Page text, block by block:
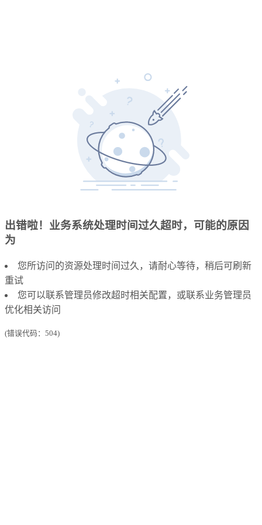
出错啦！业务系统处理时间过久超时，可能的原因
为
您所访问的资源处理时间过久，请耐心等待，稍后可刷新
重试
您可以联系管理员修改超时相关配置，或联系业务管理员
优化相关访问
(错误代码：504)